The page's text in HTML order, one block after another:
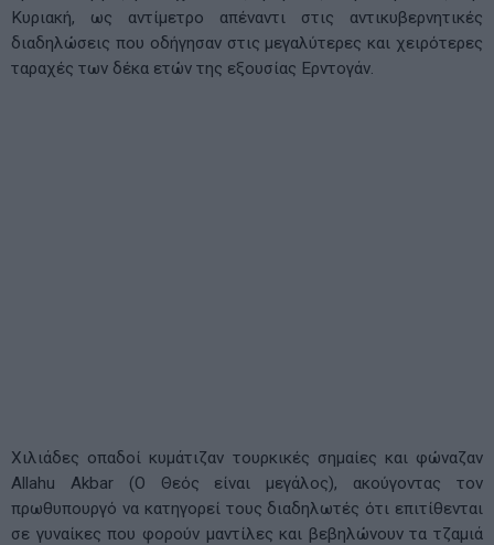
Κυριακή, ως αντίμετρο απέναντι στις αντικυβερνητικές
διαδηλώσεις που οδήγησαν στις μεγαλύτερες και χειρότερες
ταραχές των δέκα ετών της εξουσίας Ερντογάν.
Χιλιάδες οπαδοί κυμάτιζαν τουρκικές σημαίες και φώναζαν
Allahu Akbar (Ο Θεός είναι μεγάλος), ακούγοντας τον
πρωθυπουργό να κατηγορεί τους διαδηλωτές ότι επιτίθενται
σε γυναίκες που φορούν μαντίλες και βεβηλώνουν τα τζαμιά